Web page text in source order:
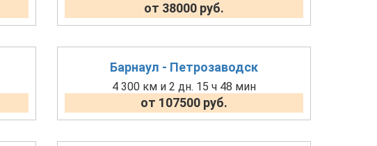
от 38000 руб.
Барнаул - Петрозаводск
4 300 км и 2 дн. 15 ч 48 мин
от 107500 руб.